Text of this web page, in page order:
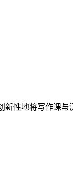
性地将写作课